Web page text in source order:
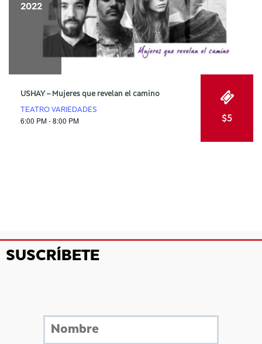
2022
USHAY – Mujeres que revelan el camino
TEATRO VARIEDADES
6:00 PM - 8:00 PM $5
SUSCRÍBETE